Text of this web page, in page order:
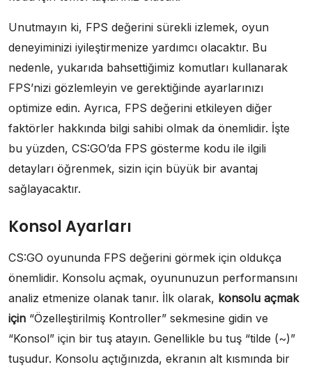
Unutmayın ki, FPS değerini sürekli izlemek, oyun
deneyiminizi iyileştirmenize yardımcı olacaktır. Bu
nedenle, yukarıda bahsettiğimiz komutları kullanarak
FPS’nizi gözlemleyin ve gerektiğinde ayarlarınızı
optimize edin. Ayrıca, FPS değerini etkileyen diğer
faktörler hakkında bilgi sahibi olmak da önemlidir. İşte
bu yüzden, CS:GO’da FPS gösterme kodu ile ilgili
detayları öğrenmek, sizin için büyük bir avantaj
sağlayacaktır.
Konsol Ayarları
CS:GO oyununda FPS değerini görmek için oldukça
önemlidir. Konsolu açmak, oyununuzun performansını
analiz etmenize olanak tanır. İlk olarak, konsolu açmak
için “Özelleştirilmiş Kontroller” sekmesine gidin ve
“Konsol” için bir tuş atayın. Genellikle bu tuş “tilde (~)”
tuşudur. Konsolu açtığınızda, ekranın alt kısmında bir